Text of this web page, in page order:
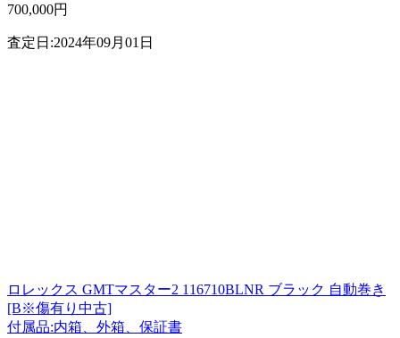
700,000円
査定日:2024年09月01日
ロレックス GMTマスター2 116710BLNR ブラック 自動巻き
[B※傷有り中古]
付属品:内箱、外箱、保証書